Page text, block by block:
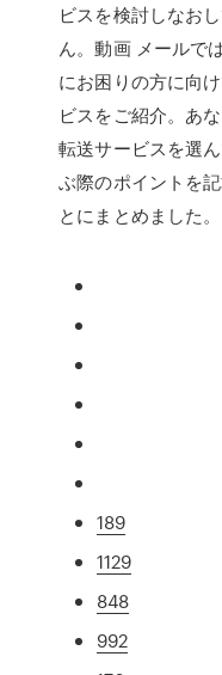
ビスを検討しなお
ん。動画 メールで
にお困りの方に向
ビスをご紹介。あ
転送サービスを選
ぶ際のポイントを
とにまとめました。
189
1129
848
992